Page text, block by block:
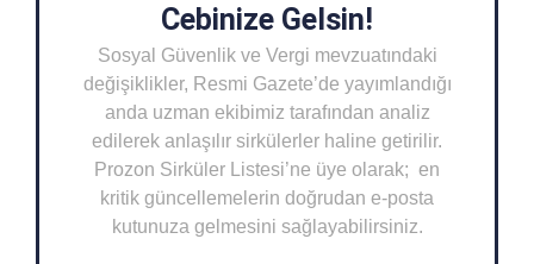
Cebinize Gelsin!
Sosyal Güvenlik ve Vergi mevzuatındaki
değişiklikler, Resmi Gazete’de yayımlandığı
anda uzman ekibimiz tarafından analiz
edilerek anlaşılır sirkülerler haline getirilir.
Prozon Sirküler Listesi’ne üye olarak; en
kritik güncellemelerin doğrudan e-posta
kutunuza gelmesini sağlayabilirsiniz.